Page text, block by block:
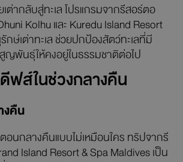
ต่ากลับสู่ทะเล โปรแกรมจากรีสอร์ตอ
Kolhu และ Kuredu Island Resort
ษ์เต่าทะเล ช่วยปกป้องสัตว์ทะเลที่มี
ญพันธุ์ให้คงอยู่ในธรรมชาติต่อไป
ฟส์ในช่วงกลางคืน
คืน
นกลางคืนแบบไม่เหมือนใคร ทริปจากรี
Island Resort & Spa Maldives เป็น